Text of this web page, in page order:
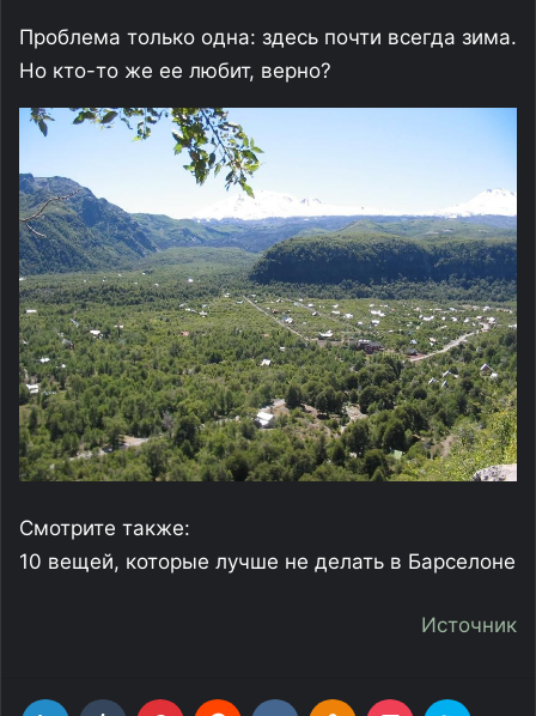
Проблема только одна: здесь почти всегда зима.
Но кто-то же ее любит, верно?
Смотрите также:
10 вещей, которые лучше не делать в Барселоне
Источник